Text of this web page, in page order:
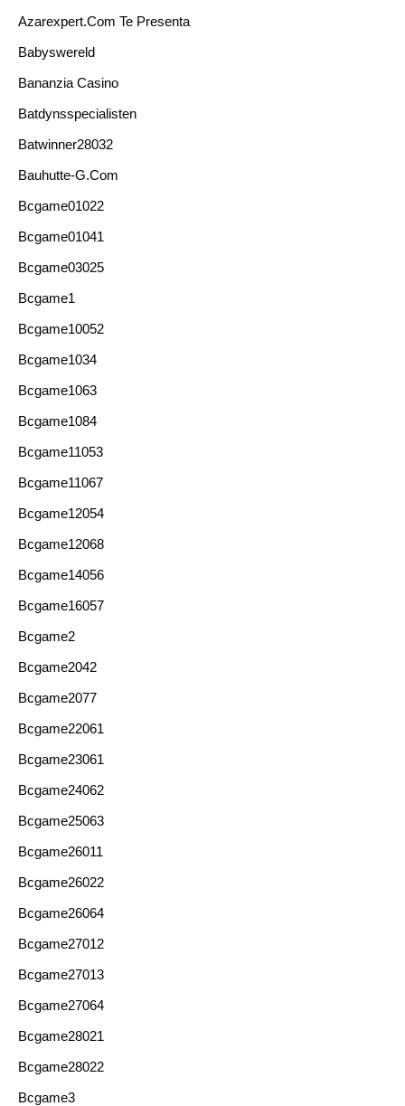
Azarexpert.com Te Presenta
Babyswereld
Bananzia Casino
Batdynsspecialisten
Batwinner28032
Bauhutte-G.com
Bcgame01022
Bcgame01041
Bcgame03025
Bcgame1
Bcgame10052
Bcgame1034
Bcgame1063
Bcgame1084
Bcgame11053
Bcgame11067
Bcgame12054
Bcgame12068
Bcgame14056
Bcgame16057
Bcgame2
Bcgame2042
Bcgame2077
Bcgame22061
Bcgame23061
Bcgame24062
Bcgame25063
Bcgame26011
Bcgame26022
Bcgame26064
Bcgame27012
Bcgame27013
Bcgame27064
Bcgame28021
Bcgame28022
Bcgame3